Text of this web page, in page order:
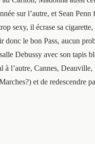
sur l’autre, et Sean
sexy, il écrase sa
le bon Pass, aucun
Debussy avec son tapis
l’autre, Cannes,
et de redescendre